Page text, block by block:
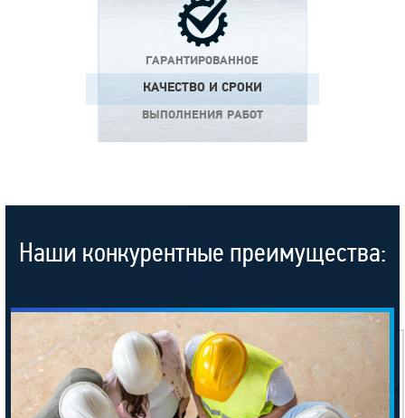
ГАРАНТИРОВАННОЕ
КАЧЕСТВО И СРОКИ
ВЫПОЛНЕНИЯ РАБОТ
Наши конкурентные преимущества: